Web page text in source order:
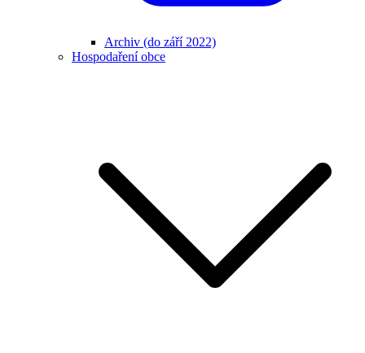
Archiv (do září 2022)
Hospodaření obce